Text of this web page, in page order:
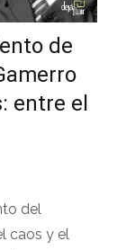
de
entre el
del
caos y el